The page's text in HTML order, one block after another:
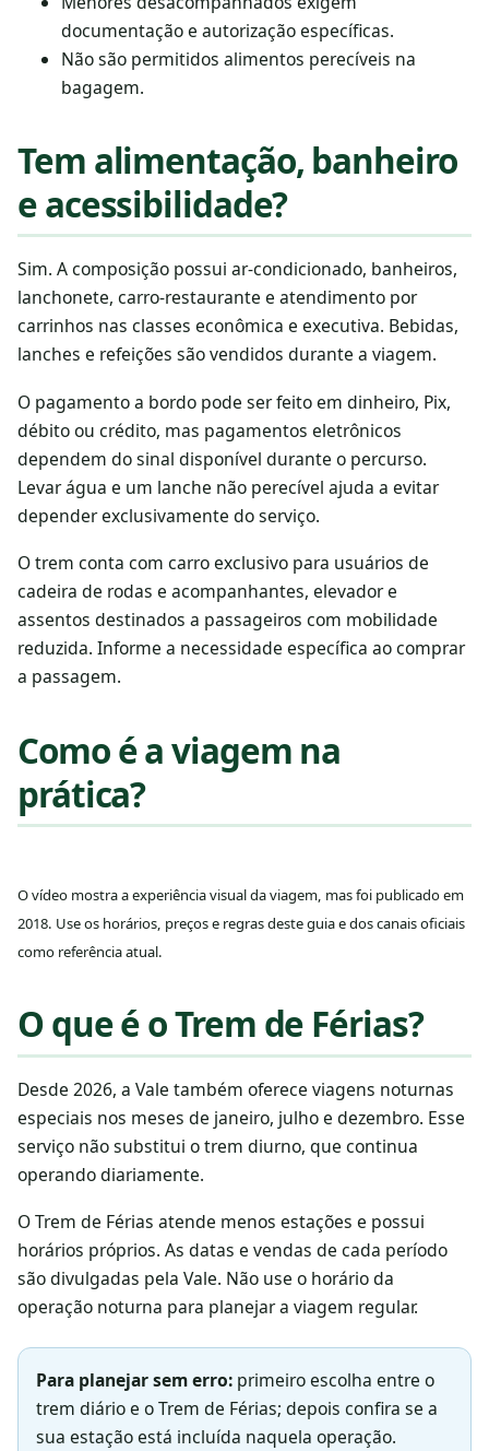
documentação e autorização específicas.
Não são permitidos alimentos perecíveis na
bagagem.
Tem alimentação, banheiro
e acessibilidade?
Sim. A composição possui ar-condicionado, banheiros,
lanchonete, carro-restaurante e atendimento por
carrinhos nas classes econômica e executiva. Bebidas,
lanches e refeições são vendidos durante a viagem.
O pagamento a bordo pode ser feito em dinheiro, Pix,
débito ou crédito, mas pagamentos eletrônicos
dependem do sinal disponível durante o percurso.
Levar água e um lanche não perecível ajuda a evitar
depender exclusivamente do serviço.
O trem conta com carro exclusivo para usuários de
cadeira de rodas e acompanhantes, elevador e
assentos destinados a passageiros com mobilidade
reduzida. Informe a necessidade específica ao comprar
a passagem.
Como é a viagem na
prática?
O vídeo mostra a experiência visual da viagem, mas foi publicado em
2018. Use os horários, preços e regras deste guia e dos canais oficiais
como referência atual.
O que é o Trem de Férias?
Desde 2026, a Vale também oferece viagens noturnas
especiais nos meses de janeiro, julho e dezembro. Esse
serviço não substitui o trem diurno, que continua
operando diariamente.
O Trem de Férias atende menos estações e possui
horários próprios. As datas e vendas de cada período
são divulgadas pela Vale. Não use o horário da
operação noturna para planejar a viagem regular.
Para planejar sem erro: primeiro escolha entre o
trem diário e o Trem de Férias; depois confira se a
sua estação está incluída naquela operação.